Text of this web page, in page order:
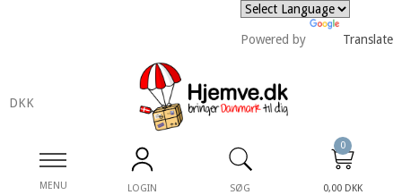
Powered by Translate
DKK
MENU LOGIN SØG
0
0,00 DKK